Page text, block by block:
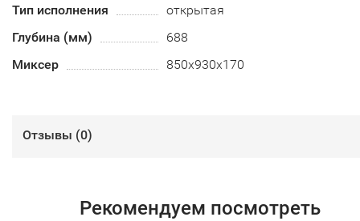
Тип исполнения
открытая
Глубина (мм)
688
Миксер
850х930х170
Отзывы (0)
Рекомендуем посмотреть